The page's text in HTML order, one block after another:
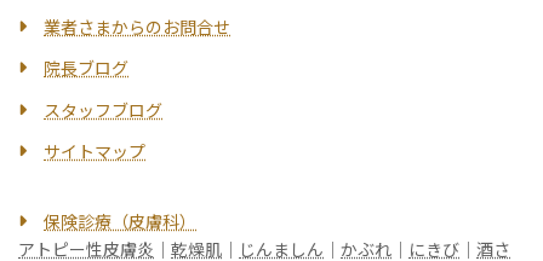
業者さまからのお問合せ
院長ブログ
スタッフブログ
サイトマップ
保険診療（皮膚科）
アトピー性皮膚炎
乾燥肌 じんましん かぶれ にきび
酒さ